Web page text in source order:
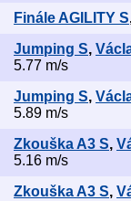
Finále AGILITY S
Jumping S,
5.77 m/s
Jumping S,
5.89 m/s
Zkouška A3 S,
5.16 m/s
Zkouška A3 S,